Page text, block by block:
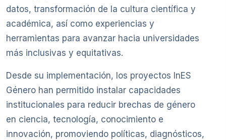
datos, transformación de la cultura científica y
académica, así como experiencias y
herramientas para avanzar hacia universidades
más inclusivas y equitativas.
Desde su implementación, los proyectos InES
Género han permitido instalar capacidades
institucionales para reducir brechas de género
en ciencia, tecnología, conocimiento e
innovación, promoviendo políticas, diagnósticos,